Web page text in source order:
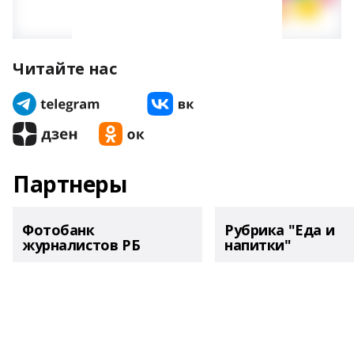
Читайте нас
Партнеры
Фотобанк
журналистов РБ
Рубрика "Еда и
напитки"